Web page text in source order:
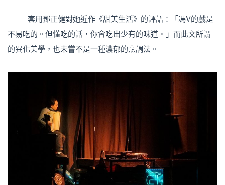
套用鄧正健對她近作《甜美生活》的評語：「馮V的戲是
不易吃的。但懂吃的話，你會吃出少有的味道。」而此文所謂
的異化美學，也未嘗不是一種濃郁的烹調法。